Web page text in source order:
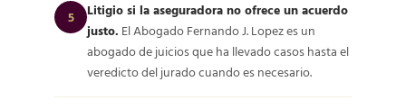
5
Litigio si la aseguradora no ofrece un acuerdo
justo. El Abogado Fernando J. Lopez es un
abogado de juicios que ha llevado casos hasta el
veredicto del jurado cuando es necesario.